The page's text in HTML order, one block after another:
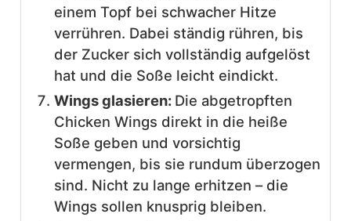
einem Topf bei schwacher Hitze
verrühren. Dabei ständig rühren, bis
der Zucker sich vollständig aufgelöst
hat und die Soße leicht eindickt.
Wings glasieren: Die abgetropften
Chicken Wings direkt in die heiße
Soße geben und vorsichtig
vermengen, bis sie rundum überzogen
sind. Nicht zu lange erhitzen – die
Wings sollen knusprig bleiben.